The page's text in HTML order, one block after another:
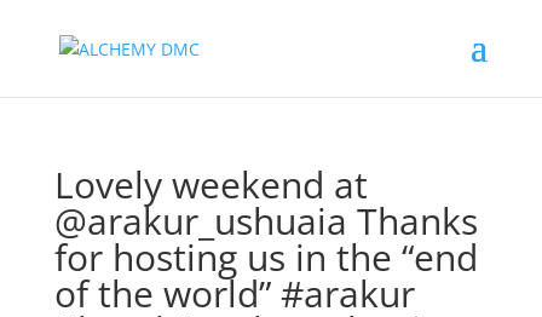
Lovely weekend at
@arakur_ushuaia Thanks
for hosting us in the “end
of the world” #arakur